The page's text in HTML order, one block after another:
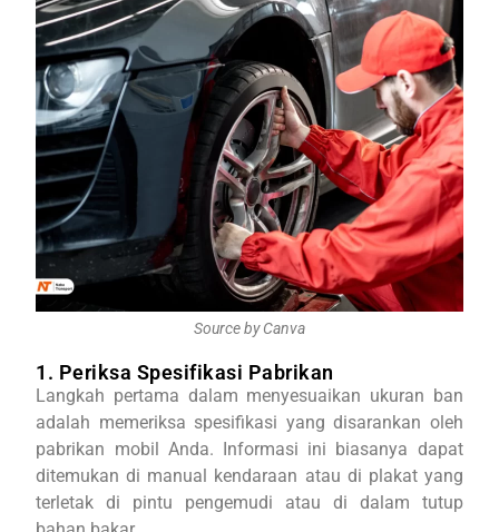
Source by Canva
1. Periksa Spesifikasi Pabrikan
Langkah pertama dalam menyesuaikan ukuran ban
adalah memeriksa spesifikasi yang disarankan oleh
pabrikan mobil Anda. Informasi ini biasanya dapat
ditemukan di manual kendaraan atau di plakat yang
terletak di pintu pengemudi atau di dalam tutup